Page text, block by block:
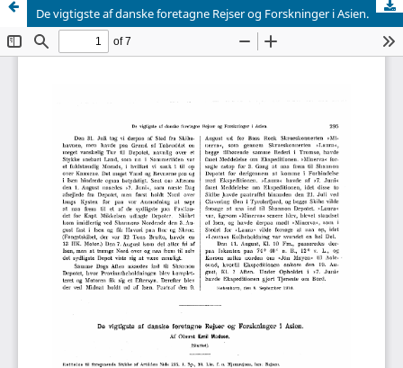
De vigtigste af danske foretagne Rejser og Forskninger i Asien.